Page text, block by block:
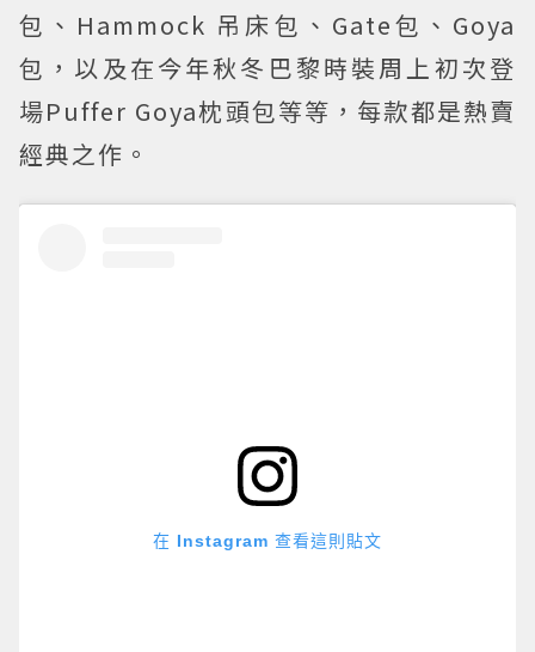
包、Hammock 吊床包、Gate包、Goya
包，以及在今年秋冬巴黎時裝周上初次登
場Puffer Goya枕頭包等等，每款都是熱賣
經典之作。
在 Instagram 查看這則貼文